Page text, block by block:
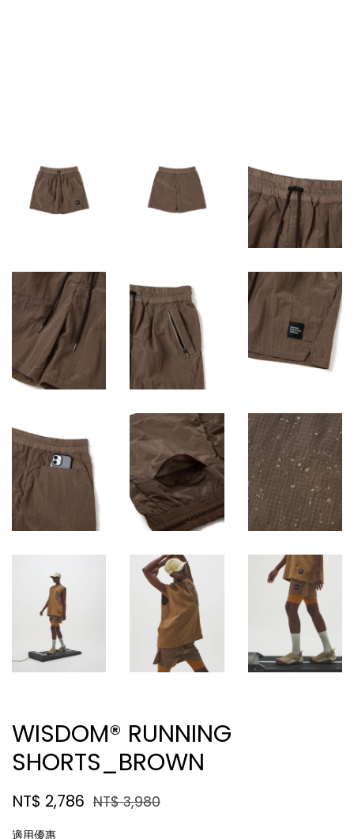
WISDOM® RUNNING
SHORTS_BROWN
NT$ 2,786 NT$ 3,980
適用優惠